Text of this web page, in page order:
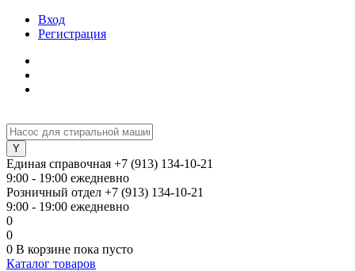
Вход
Регистрация
Единая справочная +7 (913) 134-10-21
9:00 - 19:00 ежедневно
Розничный отдел +7 (913) 134-10-21
9:00 - 19:00 ежедневно
0
0
0 В корзине пока пусто
Каталог товаров